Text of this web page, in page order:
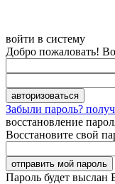
войти в систему
Добро пожаловать!
Забыли пароль?
восстановление
Восстановите свой
Пароль будет выслан